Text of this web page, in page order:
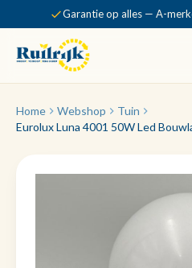
Garantie op alles — A-
Home Webshop
Tuin
Eurolux Luna 4001 50W Led